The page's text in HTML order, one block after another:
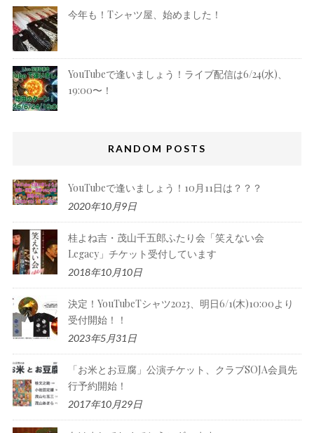
今年も！Tシャツ屋、始めました！
YouTubeで逢いましょう！ライブ配信は6/24(水)、
19:00〜！
RANDOM POSTS
YouTubeで逢いましょう！10月11日は？？？
2020年10月9日
桂よね吉・茂山千五郎ふたり会「笑えない会
Legacy」チケット受付しています
2018年10月10日
決定！YouTubeTシャツ2023、明日6/1(木)10:00より
受付開始！！
2023年5月31日
「お米とお豆腐」公演チケット、クラブSOJA会員先
行予約開始！
2017年10月29日